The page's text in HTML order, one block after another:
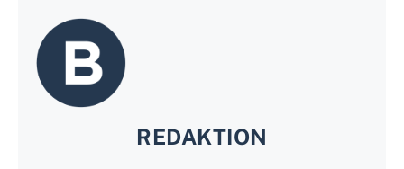
REDAKTION